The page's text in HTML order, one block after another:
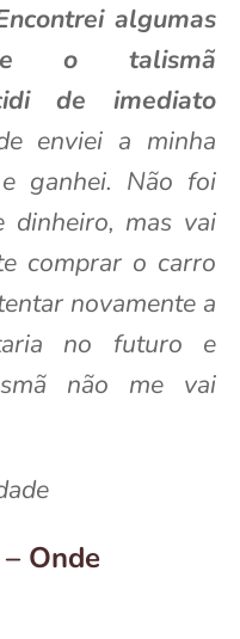
algumas
o talismã
de imediato
enviei a minha
ganhei. Não foi
dinheiro, mas vai
comprar o carro
novamente a
no futuro e
não me vai
Onde